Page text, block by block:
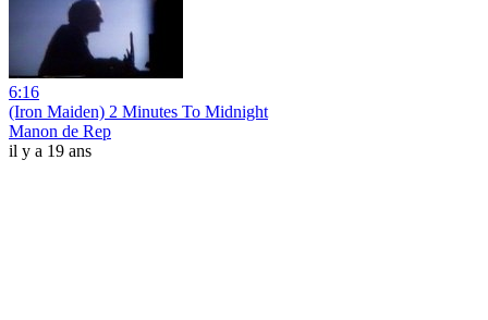
6:16
(Iron Maiden) 2 Minutes To Midnight
Manon de Rep
il y a 19 ans